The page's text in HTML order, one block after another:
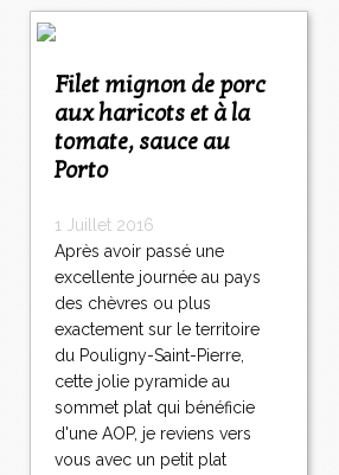
Filet mignon de porc
aux haricots et à la
tomate, sauce au
Porto
1 Juillet 2016
Après avoir passé une
excellente journée au pays
des chèvres ou plus
exactement sur le territoire
du Pouligny-Saint-Pierre,
cette jolie pyramide au
sommet plat qui bénéficie
d'une AOP, je reviens vers
vous avec un petit plat